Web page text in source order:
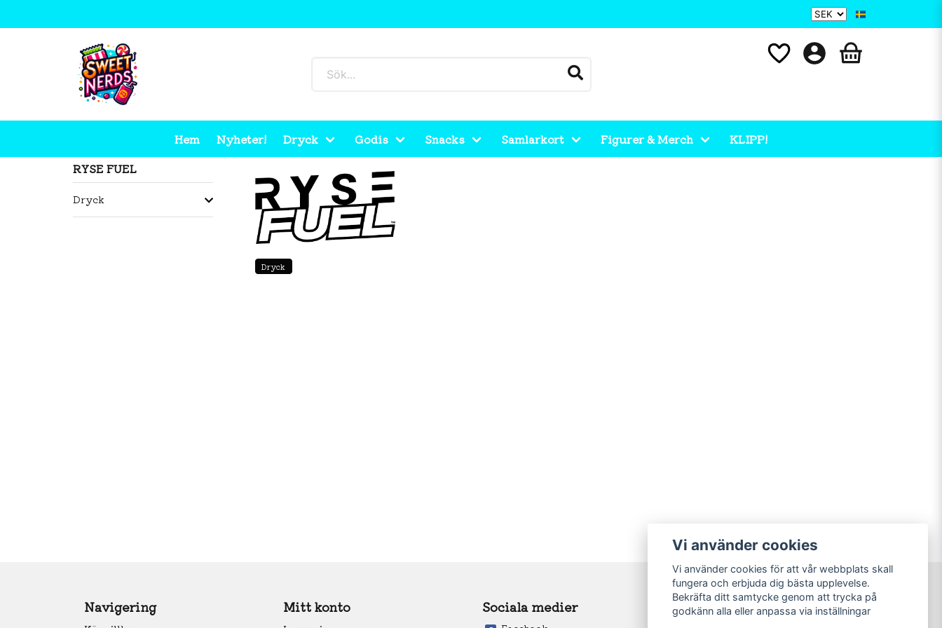
Hem Nyheter! Dryck Godis Snacks Samlarkort Figurer & Merch KLIPP!
RYSE FUEL
Dryck
Dryck
Navigering Mitt konto Sociala medier Sweet Nerds
Vi använder cookies
Vi använder cookies för att vår webbplats skall
fungera och erbjuda dig bästa upplevelse.
Bekräfta ditt samtycke genom att trycka på
godkänn alla eller anpassa via inställningar